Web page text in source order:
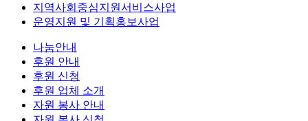
지역사회중심지원서비스사업
운영지원 및 기획홍보사업
나눔안내
후원 안내
후원 신청
후원 업체 소개
자원 봉사 안내